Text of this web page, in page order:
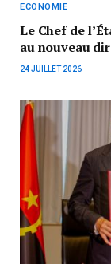
ECONOMIE
‎Le Chef de
au nouveau
24 JUILLET 2026